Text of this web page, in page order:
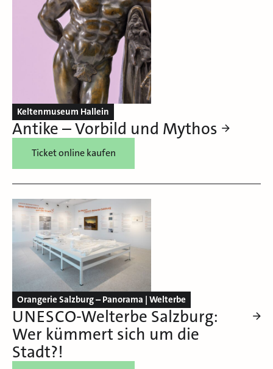
Keltenmuseum Hallein
Antike – Vorbild und Mythos
Ticket online kaufen
Orangerie Salzburg – Panorama | Welterbe
UNESCO-Welterbe Salzburg:
Wer kümmert sich um die
Stadt?!